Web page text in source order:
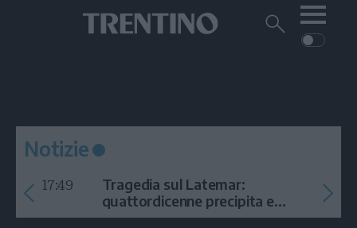
Cerca
CRONACA
GARDA
CULTURA
VIDEO
Notizie
17:49
Tragedia sul Latemar:
quattordicenne precipita e
muore